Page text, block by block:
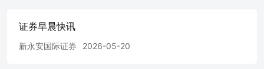
计划定向增发股份，募集总计不超过5200亿元人民币，用于
补充核心一级资本。财政部将认购全部或大部分这些增发股
份，增发价格较A股上周五收盘价溢价8.8%至21.5%
证券早晨快讯
新永安国际证券 2026-05-20